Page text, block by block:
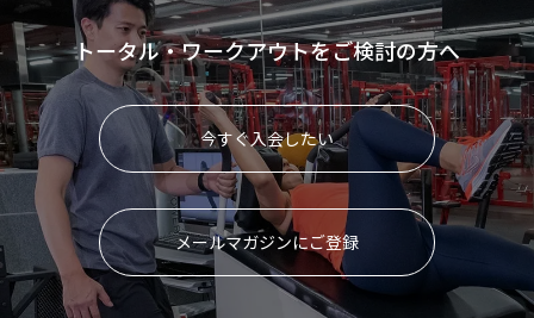
トータル・ワークアウトをご検討の方へ
今すぐ入会したい
メールマガジンにご登録